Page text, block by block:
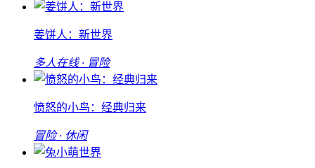
姜饼人：新世界
多人在线 · 冒险
愤怒的小鸟：经典归来
冒险 · 休闲